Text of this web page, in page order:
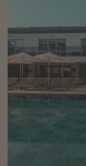
Reiseziele
Alle Reiseziele
Bodensee Urlaub
Gozo Urlaub
Normandie Urlaub
St. Lucia Urlaub